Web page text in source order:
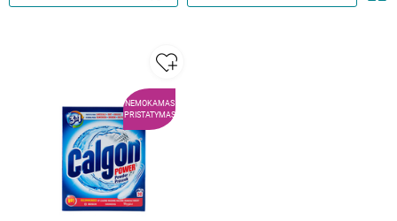
NEMOKAMAS
PRISTATYMAS